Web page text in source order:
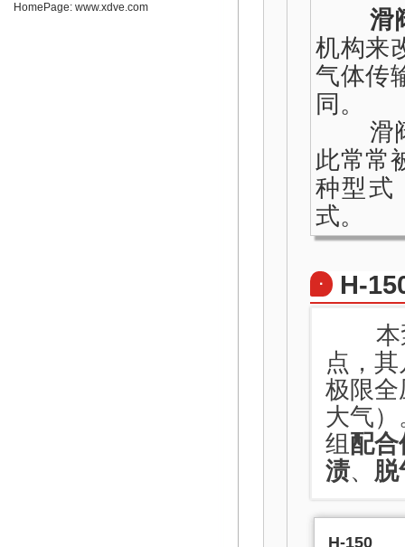
HomePage: www.xdve.com
滑
机构来
气体传
同。
滑阀
此常常
种型式
式。
· H-
本
点，
极限全
大气
组 配合
渍、 脱
H-150